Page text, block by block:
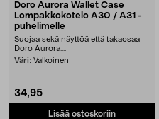
Doro Aurora Wallet Case
Lompakkokotelo A30 / A31 -
puhelimelle
Suojaa sekä näyttöä että takaosaa
Doro Aurora....
Väri: Valkoinen
34,95
Lisää ostoskoriin